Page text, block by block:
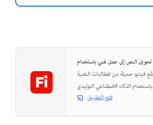
فيديو جميلة من المطالبات النصية
باستخدام الذكاء الاصطناعي التوليدي.
فتح التطبيق